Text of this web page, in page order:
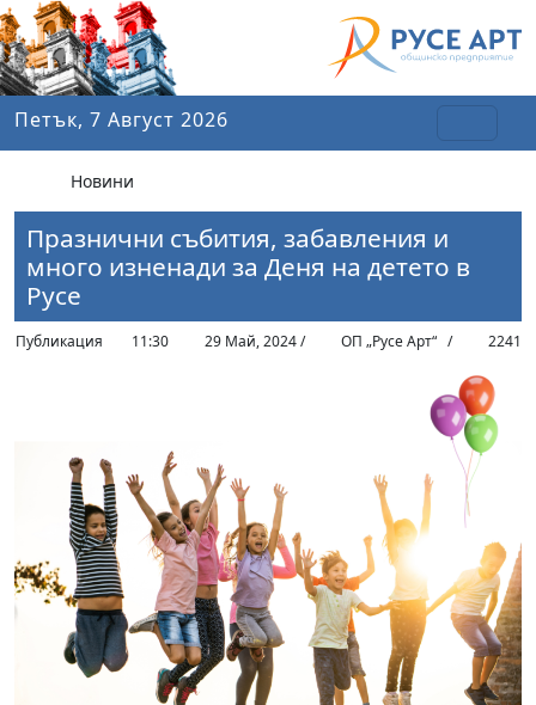
Петък, 7 Август 2026
Новини
Празнични събития, забавления и
много изненади за Деня на детето в
Русе
Публикация 11:30 29 Май, 2024 / ОП „Русе Арт“ / 2241